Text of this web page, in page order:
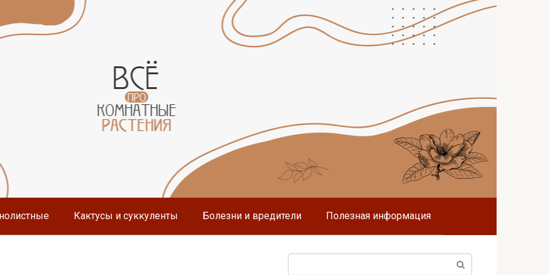
Кактусы и суккуленты Болезни и вредители Полезная информация